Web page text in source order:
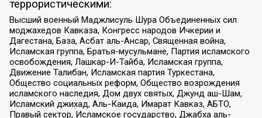
террористическими:
Высший военный Маджлисуль Шура Объединенных сил
моджахедов Кавказа, Конгресс народов Ичкерии и
Дагестана, База, Асбат аль-Ансар, Священная война,
Исламская группа, Братья-мусульмане, Партия исламского
освобождения, Лашкар-И-Тайба, Исламская группа,
Движение Талибан, Исламская партия Туркестана,
Общество социальных реформ, Общество возрождения
исламского наследия, Дом двух святых, Джунд аш-Шам,
Исламский джихад, Аль-Каида, Имарат Кавказ, АБТО,
Правый сектор, Исламское государство, Джабха аль-